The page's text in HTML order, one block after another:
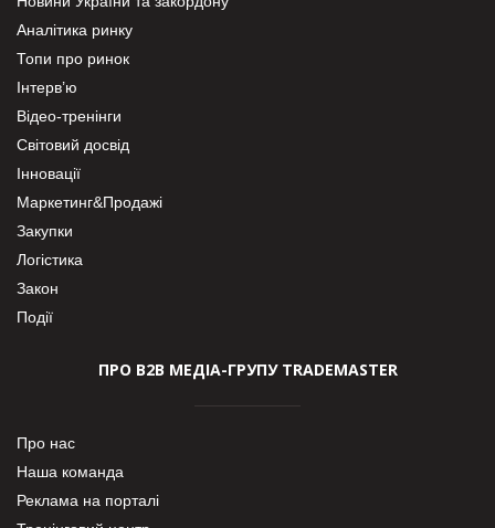
Аналітика ринку
Топи про ринок
Інтерв’ю
Відео-тренінги
Світовий досвід
Інновації
Маркетинг&Продажі
Закупки
Логістика
Закон
Події
ПРО В2В МЕДІА-ГРУПУ TRADEMASTER
Про нас
Наша команда
Реклама на порталі